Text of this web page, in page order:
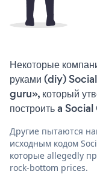
Некоторые
руками (diy)
guru», который
построить a
Другие пытаются
исходным кодом
которые allegedly
rock-bottom prices.